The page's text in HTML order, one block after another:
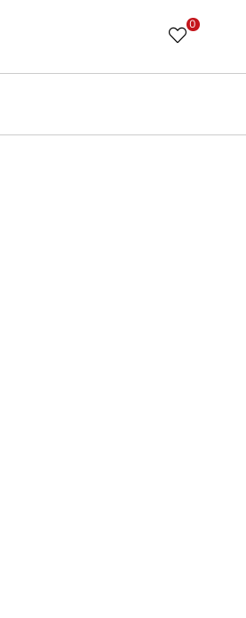
Skip
Content
0